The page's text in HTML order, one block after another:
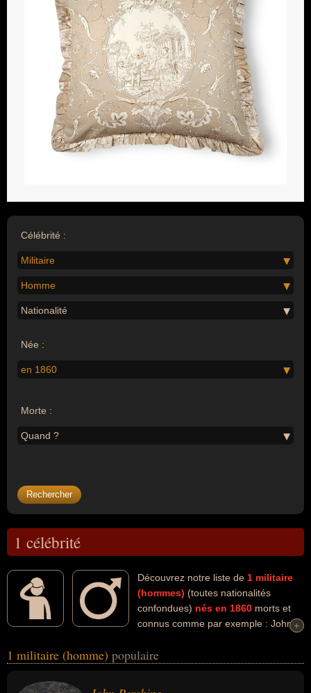
Célébrité :
Militaire
Homme
Nationalité
Née :
en 1860
Morte :
Quand ?
1 célébrité
Découvrez notre liste de 1 militaire
(hommes) (toutes nationalités
confondues) nés en 1860 morts et
connus comme par exemple : John
liens variés dans les domaines de l'histoire. Ces célébrités peuvent
+
+
1 militaire (homme) populaire